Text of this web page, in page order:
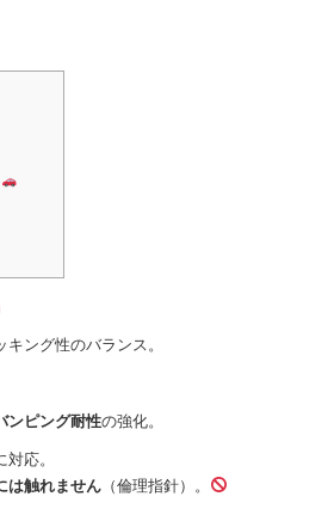
キング性のバランス。
ンピング耐性の強化。
応。
は触れません （倫理指針）。